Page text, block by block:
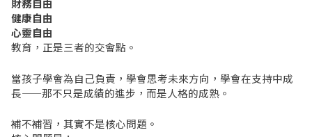
財務自由
健康自由
心靈自由
教育，正是三者的交會點。
當孩子學會為自己負責，學會思考未來方向，學會在支持中成
長——那不只是成績的進步，而是人格的成熟。
補不補習，其實不是核心問題。